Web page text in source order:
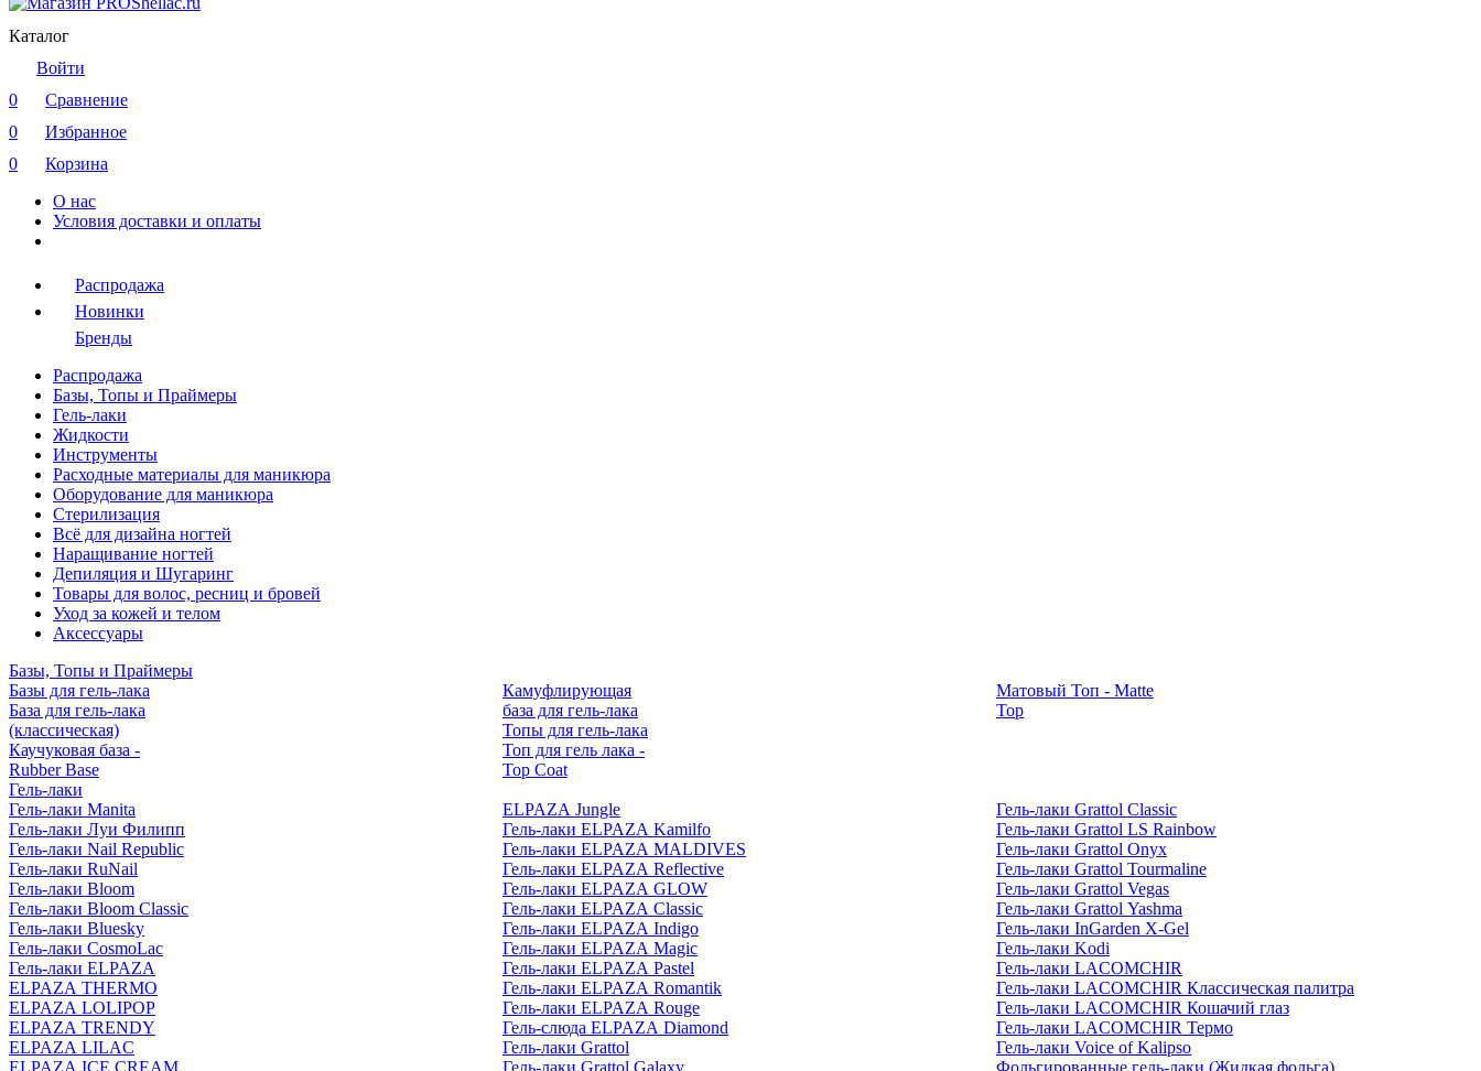
Каталог
Войти
0
Сравнение
0
Избранное
0
Корзина
О нас
Условия доставки и оплаты
Распродажа
Новинки
Бренды
Распродажа
Базы, Топы и Праймеры
Гель-лаки
Жидкости
Инструменты
Расходные материалы для маникюра
Оборудование для маникюра
Стерилизация
Всё для дизайна ногтей
Наращивание ногтей
Депиляция и Шугаринг
Товары для волос, ресниц и бровей
Уход за кожей и телом
Аксессуары
Базы, Топы и Праймеры
Базы для гель-лака
База для гель-лака
(классическая)
Каучуковая база -
Rubber Base
Камуфлирующая
база для гель-лака
Топы для гель-лака
Топ для гель лака -
Top Coat
Матовый Топ - Matte
Top
Гель-лаки
Гель-лаки Manita
Гель-лаки Луи Филипп
Гель-лаки Nail Republic
Гель-лаки RuNail
Гель-лаки Bloom
Гель-лаки Bloom Classic
Гель-лаки Bluesky
Гель-лаки CosmoLac
Гель-лаки ELPAZA
ELPAZA THERMO
ELPAZA LOLIPOP
ELPAZA TRENDY
ELPAZA LILAC
ELPAZA IСE CREAM
ELPAZA Jungle
Гель-лаки ELPAZA Kamilfo
Гель-лаки ELPAZA MALDIVES
Гель-лаки ELPAZA Reflective
Гель-лаки ELPAZA GLOW
Гель-лаки ELPAZA Classic
Гель-лаки ELPAZA Indigo
Гель-лаки ELPAZA Magic
Гель-лаки ELPAZA Pastel
Гель-лаки ELPAZA Romantik
Гель-лаки ELPAZA Rouge
Гель-слюда ELPAZA Diamond
Гель-лаки Grattol
Гель-лаки Grattol Galaxy
Гель-лаки Grattol Classic
Гель-лаки Grattol LS Rainbow
Гель-лаки Grattol Onyx
Гель-лаки Grattol Tourmaline
Гель-лаки Grattol Vegas
Гель-лаки Grattol Yashma
Гель-лаки InGarden X-Gel
Гель-лаки Kodi
Гель-лаки LACOMCHIR
Гель-лаки LACOMCHIR Классическая палитра
Гель-лаки LACOMCHIR Кошачий глаз
Гель-лаки LACOMCHIR Термо
Гель-лаки Voice of Kalipso
Фольгированные гель-лаки (Жидкая фольга)